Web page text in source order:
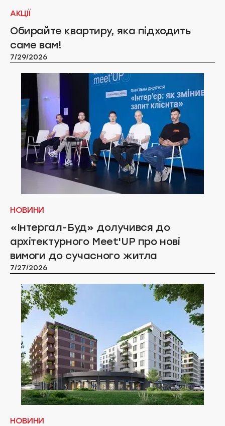
АКЦІЇ
Обирайте квартиру, яка підходить
саме вам!
7/29/2026
НОВИНИ
«Інтергал-Буд» долучився до
архітектурного Meet'UP про нові
вимоги до сучасного житла
7/27/2026
НОВИНИ